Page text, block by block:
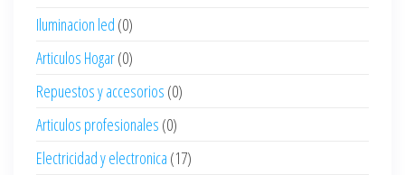
Iluminacion led (0)
Articulos Hogar(0)
Repuestos y accesorios (0)
Articulos profesionales (0)
Electricidad y electronica (17)